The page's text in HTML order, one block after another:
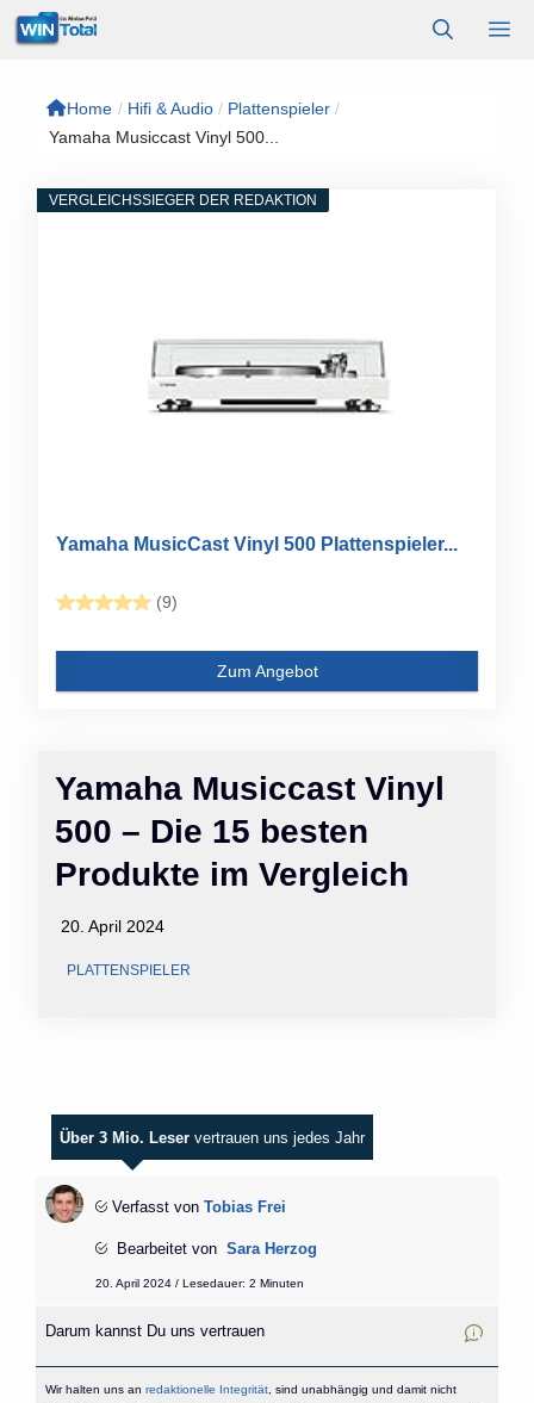
Zum
Inhalt
Home / Hifi & Audio / Plattenspieler /
Yamaha Musiccast Vinyl 500...
Yamaha Musiccast Vinyl
500 – Die 15 besten
Produkte im Vergleich
20. April 2024
PLATTENSPIELER
VERGLEICHSSIEGER DER REDAKTION
Yamaha MusicCast Vinyl 500 Plattenspieler...
(9)
Zum Angebot
Über 3 Mio. Leser vertrauen uns jedes Jahr
Verfasst von Tobias Frei
Bearbeitet von Sara Herzog
20. April 2024 / Lesedauer: 2 Minuten
Darum kannst Du uns vertrauen
Wir halten uns an redaktionelle Integrität, sind unabhängig und damit nicht